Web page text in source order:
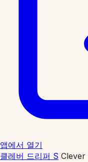
앱에서 열기
클레버 드리퍼 S Clever